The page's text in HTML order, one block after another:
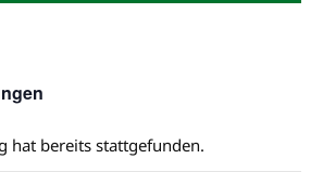
hat bereits stattgefunden.